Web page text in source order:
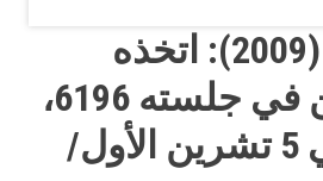
القرار 1889 (2009): اتخذه
مجلس الأمن في جلسته 6196،
المعقودة في 5 تشرين الأول/